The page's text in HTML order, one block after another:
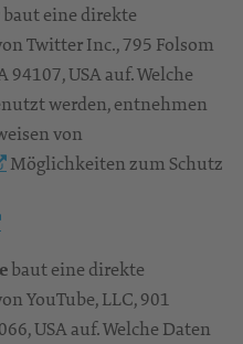
baut eine direkte
Twitter Inc., 795 Folsom
94107, USA auf. Welche
werden, entnehmen
von
Möglichkeiten zum Schutz
baut eine direkte
YouTube, LLC, 901
USA auf. Welche Daten